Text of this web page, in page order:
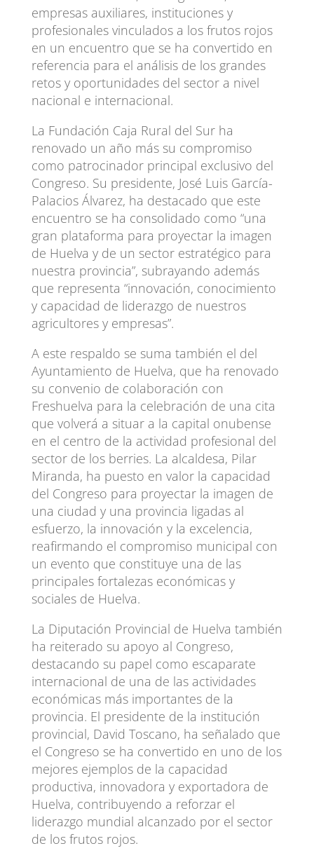
empresas auxiliares, instituciones y
profesionales vinculados a los frutos rojos
en un encuentro que se ha convertido en
referencia para el análisis de los grandes
retos y oportunidades del sector a nivel
nacional e internacional.
La Fundación Caja Rural del Sur ha
renovado un año más su compromiso
como patrocinador principal exclusivo del
Congreso. Su presidente, José Luis García-
Palacios Álvarez, ha destacado que este
encuentro se ha consolidado como “una
gran plataforma para proyectar la imagen
de Huelva y de un sector estratégico para
nuestra provincia”, subrayando además
que representa “innovación, conocimiento
y capacidad de liderazgo de nuestros
agricultores y empresas”.
A este respaldo se suma también el del
Ayuntamiento de Huelva, que ha renovado
su convenio de colaboración con
Freshuelva para la celebración de una cita
que volverá a situar a la capital onubense
en el centro de la actividad profesional del
sector de los berries. La alcaldesa, Pilar
Miranda, ha puesto en valor la capacidad
del Congreso para proyectar la imagen de
una ciudad y una provincia ligadas al
esfuerzo, la innovación y la excelencia,
reafirmando el compromiso municipal con
un evento que constituye una de las
principales fortalezas económicas y
sociales de Huelva.
La Diputación Provincial de Huelva también
ha reiterado su apoyo al Congreso,
destacando su papel como escaparate
internacional de una de las actividades
económicas más importantes de la
provincia. El presidente de la institución
provincial, David Toscano, ha señalado que
el Congreso se ha convertido en uno de los
mejores ejemplos de la capacidad
productiva, innovadora y exportadora de
Huelva, contribuyendo a reforzar el
liderazgo mundial alcanzado por el sector
de los frutos rojos.